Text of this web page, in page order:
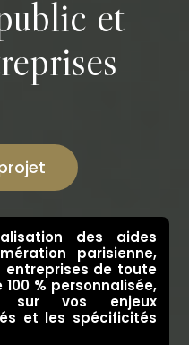
et
des aides
parisienne,
entreprises de toute
% personnalisée,
sur vos enjeux
et les spécificités